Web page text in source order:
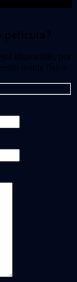
película?
disponible, por
tienda física.